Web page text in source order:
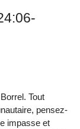
Tout
pensez-
impasse et